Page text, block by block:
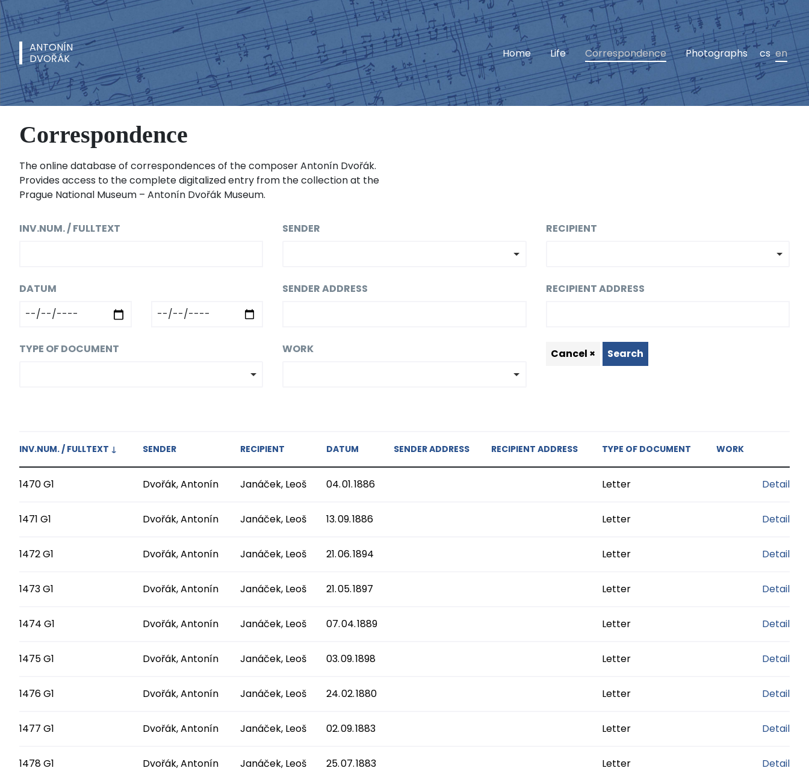
ANTONÍN
DVOŘÁK
Home Life Correspondence Photographs cs en
Correspondence
The online database of correspondences of the composer Antonín Dvořák.
Provides access to the complete digitalized entry from the collection at the
Prague National Museum – Antonín Dvořák Museum.
INV.NUM. / FULLTEXT SENDER RECIPIENT
DATUM SENDER ADDRESS RECIPIENT ADDRESS
TYPE OF DOCUMENT WORK Cancel × Search
INV.NUM. / FULLTEXT ↓ SENDER RECIPIENT DATUM SENDER ADDRESS RECIPIENT ADDRESS TYPE OF DOCUMENT WORK
1470 G1 Dvořák, Antonín Janáček, Leoš 04. 01. 1886 Letter Detail
1471 G1 Dvořák, Antonín Janáček, Leoš 13. 09. 1886 Letter Detail
1472 G1 Dvořák, Antonín Janáček, Leoš 21. 06. 1894 Letter Detail
1473 G1 Dvořák, Antonín Janáček, Leoš 21. 05. 1897 Letter Detail
1474 G1 Dvořák, Antonín Janáček, Leoš 07. 04. 1889 Letter Detail
1475 G1 Dvořák, Antonín Janáček, Leoš 03. 09. 1898 Letter Detail
1476 G1 Dvořák, Antonín Janáček, Leoš 24. 02. 1880 Letter Detail
1477 G1 Dvořák, Antonín Janáček, Leoš 02. 09. 1883 Letter Detail
1478 G1 Dvořák, Antonín Janáček, Leoš 25. 07. 1883 Letter Detail